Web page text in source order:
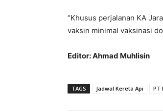
“Khusus perjalanan KA
vaksin minimal vaksinasi
Editor: Ahmad Muhlisin
TAGS Jadwal Kereta Api PT